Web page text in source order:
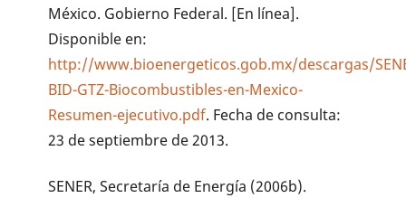
México. Gobierno Federal. [En línea].
Disponible en:
http://www.bioenergeticos.gob.mx/descargas/
BID-GTZ-Biocombustibles-en-Mexico-
Resumen-ejecutivo.pdf. Fecha de consulta:
23 de septiembre de 2013.
SENER, Secretaría de Energía (2006b).